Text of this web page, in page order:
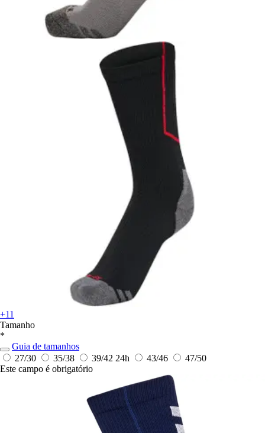
+11
Tamanho
*
Guia de tamanhos
27/30
35/38 39/42 24h 43/46
47/50
Este campo é obrigatório